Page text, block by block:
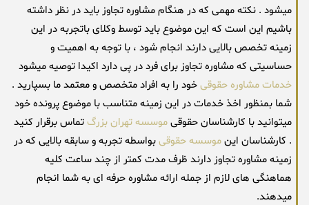
میشود . نکته مهمی که در هنگام مشاوره تجاوز باید در نظر داشته
باشیم این است که این موضوع باید توسط وکلای باتجربه در این
زمینه تخصص بالایی دارند انجام شود ، با توجه به اهمیت و
حساسیتی که مشاوره تجاوز برای فرد در پی دارد اکیدا توصیه میشود
خدمات مشاوره حقوقیخود را به افراد متخصص و معتمد ما بسپارید .
شما بمنظور اخذ خدمات در این زمینه متناسب با موضوع پرونده خود
میتوانید با کارشناسان حقوقیموسسه تهران بزرگتماس برقرار کنید
. کارشناسان اینموسسه حقوقیبواسطه تجربه و سابقه بالایی که در
زمینه مشاوره تجاوز دارند ظرف مدت کمتر از چند ساعت کلیه
هماهنگی های لازم از جمله ارائه مشاوره حرفه ای به شما انجام
میدهند.